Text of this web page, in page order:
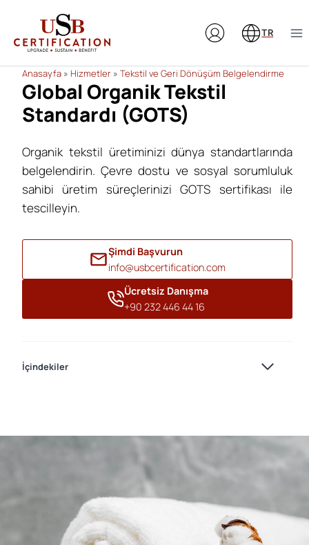
content
TR
Anasayfa » Hizmetler » Tekstil ve Geri Dönüşüm Belgelendirme
Global Organik Tekstil
Standardı (GOTS)
Organik tekstil üretiminizi dünya standartlarında
belgelendirin. Çevre dostu ve sosyal sorumluluk
sahibi üretim süreçlerinizi GOTS sertifikası ile
tescilleyin.
Şimdi Başvurun
info@usbcertification.com
Ücretsiz Danışma
+90 232 446 44 16
İçindekiler